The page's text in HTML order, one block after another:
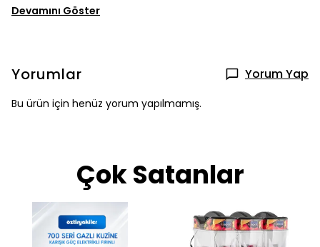
Devamını Göster
Yorumlar Yorum Yap
Bu ürün için henüz yorum yapılmamış.
Çok Satanlar